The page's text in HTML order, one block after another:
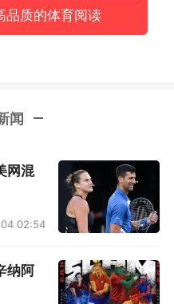
破发点保发后申请了
大碍，在经过几颗球
个发球局，德约则是
，在这两个破发点上
印证了自己确实拥有
。
品质的体育阅读
闻
网混
02:54
纳阿